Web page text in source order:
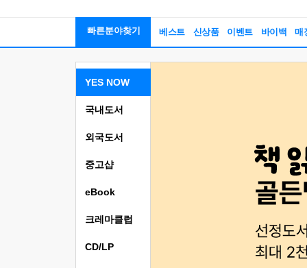
빠른분야찾기 베스트 신상품 이벤트 바이백 매
YES NOW
국내도서
외국도서
중고샵
eBook
크레마클럽
CD/LP